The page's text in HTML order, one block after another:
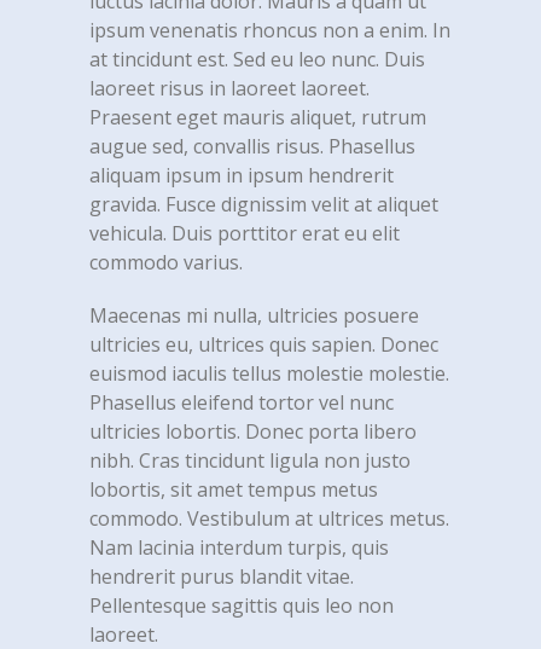
ipsum venenatis rhoncus non a enim. In
at tincidunt est. Sed eu leo nunc. Duis
laoreet risus in laoreet laoreet.
Praesent eget mauris aliquet, rutrum
augue sed, convallis risus. Phasellus
aliquam ipsum in ipsum hendrerit
gravida. Fusce dignissim velit at aliquet
vehicula. Duis porttitor erat eu elit
commodo varius.
Maecenas mi nulla, ultricies posuere
ultricies eu, ultrices quis sapien. Donec
euismod iaculis tellus molestie molestie.
Phasellus eleifend tortor vel nunc
ultricies lobortis. Donec porta libero
nibh. Cras tincidunt ligula non justo
lobortis, sit amet tempus metus
commodo. Vestibulum at ultrices metus.
Nam lacinia interdum turpis, quis
hendrerit purus blandit vitae.
Pellentesque sagittis quis leo non
laoreet.